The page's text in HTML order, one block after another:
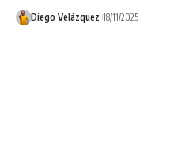
Diego Velázquez 18/11/2025